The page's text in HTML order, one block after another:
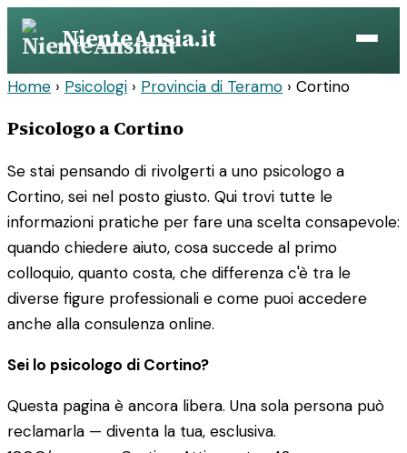
Vai
contenuto
NienteAnsia.it
Home › Psicologi › Provincia di Teramo › Cortino
Psicologo a Cortino
Se stai pensando di rivolgerti a uno psicologo a
Cortino, sei nel posto giusto. Qui trovi tutte le
informazioni pratiche per fare una scelta consapevole:
quando chiedere aiuto, cosa succede al primo
colloquio, quanto costa, che differenza c'è tra le
diverse figure professionali e come puoi accedere
anche alla consulenza online.
Sei lo psicologo di Cortino?
Questa pagina è ancora libera. Una sola persona può
reclamarla — diventa la tua, esclusiva.